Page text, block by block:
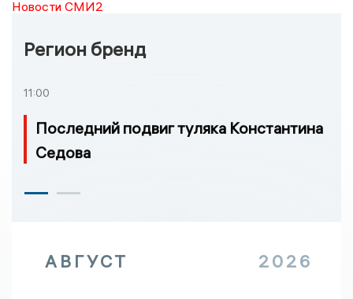
Новости СМИ2
Регион бренд
11:00
Последний подвиг туляка Константина
Седова
АВГУСТ 2026